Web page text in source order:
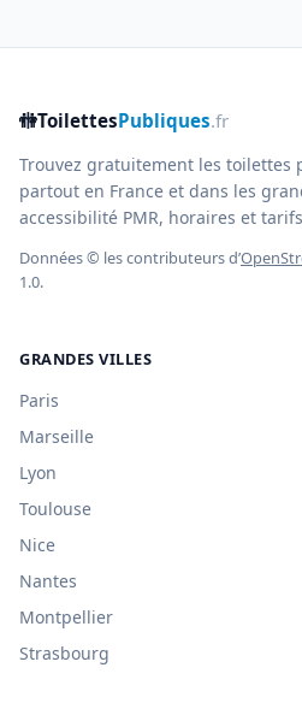
🚻ToilettesPubliques.fr
Trouvez gratuitement les toilettes
partout en France et dans les
accessibilité PMR, horaires et
Données © les contributeurs d’
1.0.
GRANDES VILLES
Paris
Marseille
Lyon
Toulouse
Nice
Nantes
Montpellier
Strasbourg